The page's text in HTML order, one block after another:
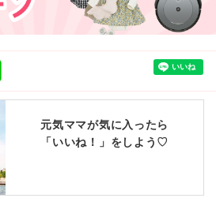
元気ママが気に入ったら
「いいね！」をしよう♡